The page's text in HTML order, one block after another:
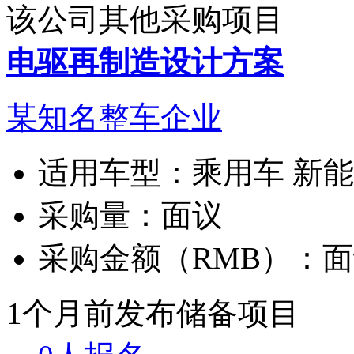
该公司其他采购项目
电驱再制造设计方案
某知名整车企业
适用车型： 乘用车 新
采购量： 面议
采购金额（RMB）：
1个月前发布储备项目